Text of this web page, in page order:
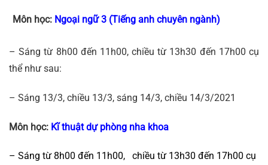
Môn học: Ngoại ngữ 3 (Tiếng anh chuyên ngành)
– Sáng từ 8h00 đến 11h00, chiều từ 13h30 đến 17h00 cụ
thể như sau:
– Sáng 13/3, chiều 13/3, sáng 14/3, chiều 14/3/2021
Môn học: Kĩ thuật dự phòng nha khoa
– Sáng từ 8h00 đến 11h00, chiều từ 13h30 đến 17h00 cụ